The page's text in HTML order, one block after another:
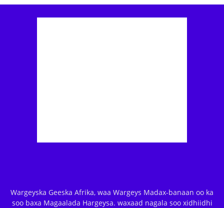
Wargeyska Geeska Afrika, waa Wargeys Madax-banaan oo ka
soo baxa Magaalada Hargeysa. waxaad nagala soo xidhiidhi